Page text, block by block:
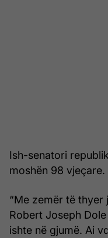
Ish-senatori
moshën 98 vjeçare.
“Me zemër të thyer
Robert Joseph
ishte në gjumë. Ai